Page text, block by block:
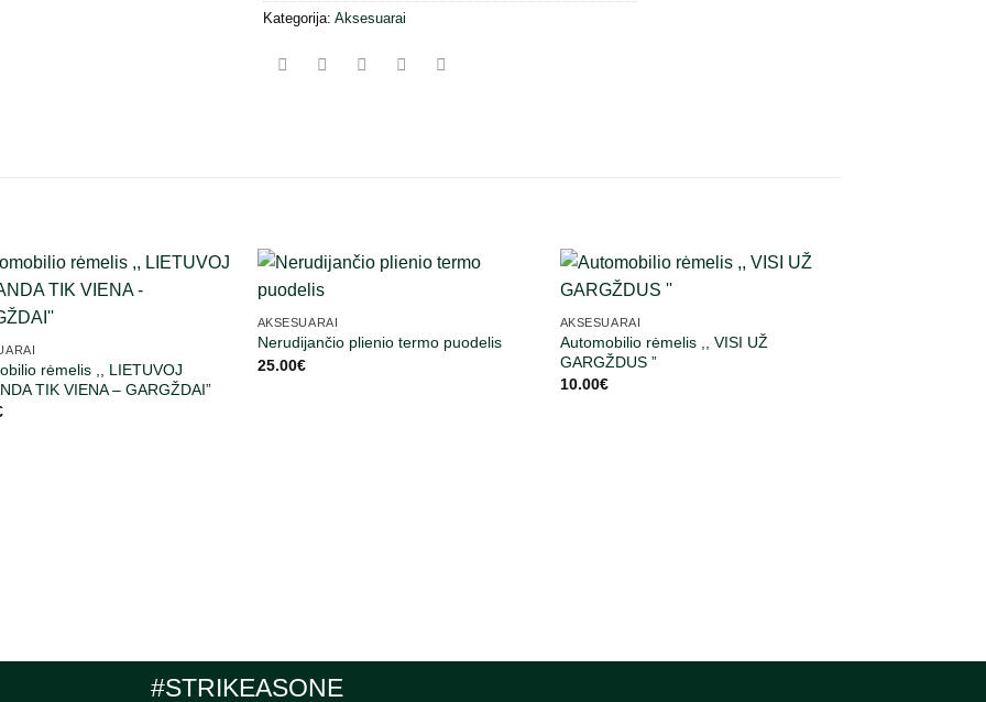
Kategorija: Aksesuarai
rėmelis ,, LIETUVOJ
TIK VIENA – GARGŽDAI”
AKSESUARAI
Nerudijančio plienio termo puodelis
25.00€
AKSESUARAI
Automobilio rėmelis ,, VISI UŽ
GARGŽDUS ”
10.00€
#STRIKEASONE